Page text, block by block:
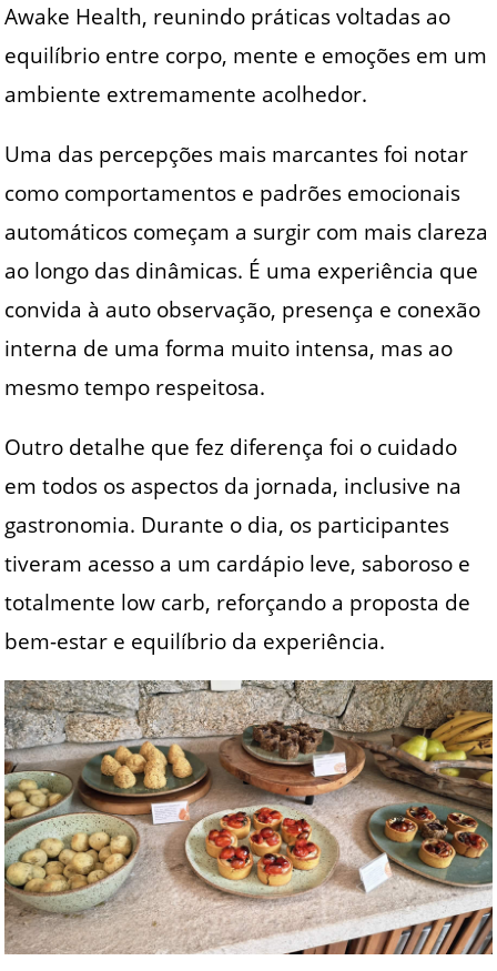
Awake Health, reunindo práticas voltadas ao
equilíbrio entre corpo, mente e emoções em um
ambiente extremamente acolhedor.
Uma das percepções mais marcantes foi notar
como comportamentos e padrões emocionais
automáticos começam a surgir com mais clareza
ao longo das dinâmicas. É uma experiência que
convida à auto observação, presença e conexão
interna de uma forma muito intensa, mas ao
mesmo tempo respeitosa.
Outro detalhe que fez diferença foi o cuidado
em todos os aspectos da jornada, inclusive na
gastronomia. Durante o dia, os participantes
tiveram acesso a um cardápio leve, saboroso e
totalmente low carb, reforçando a proposta de
bem-estar e equilíbrio da experiência.